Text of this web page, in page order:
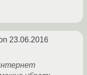
23.06.2016